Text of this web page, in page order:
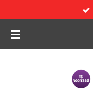
direct
naar